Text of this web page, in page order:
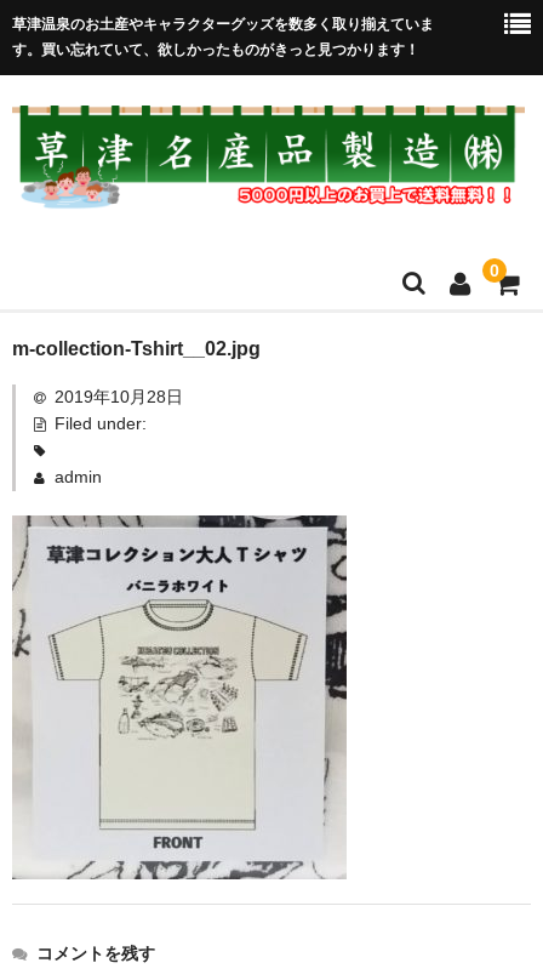
草津温泉のお土産やキャラクターグッズを数多く取り揃えていま
す。買い忘れていて、欲しかったものがきっと見つかります！
0
HOME
在庫処分セール
全取扱商品
お勧め商品
MONDE SELECTION
ご当地シリーズ
ゆもみちゃん
スイーツ
m-collection-Tshirt__02.jpg
2019年10月28日
Filed under:
admin
コメントを残す